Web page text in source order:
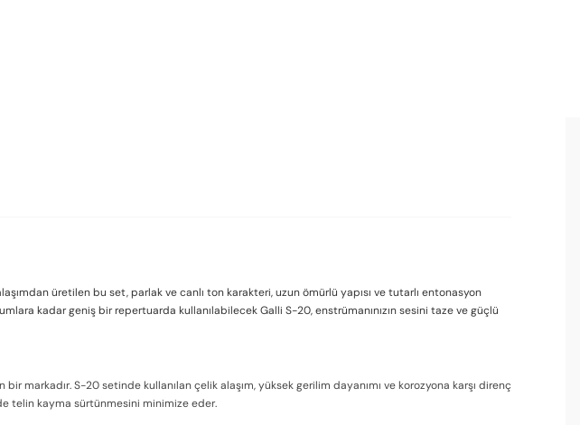
üretilen bu set, parlak ve canlı ton karakteri, uzun ömürlü yapısı ve tutarlı entonasyon
kadar geniş bir repertuarda kullanılabilecek Galli S-20, enstrümanınızın sesini taze ve güçlü
S-20 setinde kullanılan çelik alaşım, yüksek gerilim dayanımı ve korozyona karşı direnç
telin kayma sürtünmesini minimize eder.